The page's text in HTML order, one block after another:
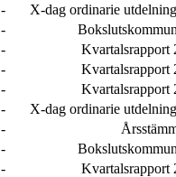
-
X-dag ordinarie
-
-
Kvartalsrapport
-
Kvartalsrapport
-
Kvartalsrapport
-
X-dag ordinarie
-
-
-
Kvartalsrapport